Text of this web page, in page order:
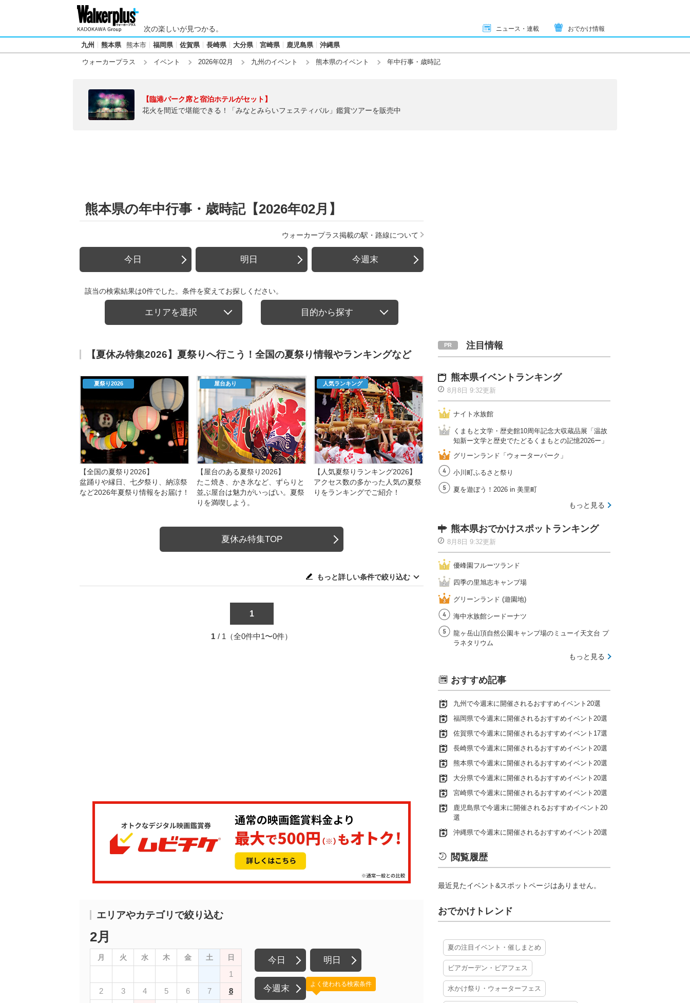
次の楽しいが見つかる。 ニュース・連載 おでかけ情報
九州 熊本県 熊本市 福岡県 佐賀県 長崎県 大分県 宮崎県 鹿児島県 沖縄県
ウォーカープラス イベント 2026年02月 九州のイベント 熊本県のイベント 年中行事・歳時記
【臨港パーク席と宿泊ホテルがセット】
花火を間近で堪能できる！「みなとみらいフェスティバル」鑑賞ツアーを販売中
熊本県の年中行事・歳時記【2026年02月】
ウォーカープラス掲載の駅・路線について
今日 明日 今週末
該当の検索結果は0件でした。条件を変えてお探しください。
エリアを選択 目的から探す
【夏休み特集2026】夏祭りへ行こう！全国の夏祭り情報やランキングなど
夏祭り2026
【全国の夏祭り2026】
盆踊りや縁日、七夕祭り、納涼祭
など2026年夏祭り情報をお届け！
屋台あり
【屋台のある夏祭り2026】
たこ焼き、かき氷など、ずらりと
並ぶ屋台は魅力がいっぱい。夏祭
りを満喫しよう。
人気ランキング
【人気夏祭りランキング2026】
アクセス数の多かった人気の夏祭
りをランキングでご紹介！
夏休み特集TOP
もっと詳しい条件で絞り込む
1
1 / 1（全0件中1〜0件）
エリアやカテゴリで絞り込む
2月
月 火 水 木 金 土 日
1
2
3 4 5 6 7
8
今日 明日
今週末 よく使われる検索条件
注目情報
熊本県イベントランキング
8月8日 9:32更新
ナイト水族館
くまもと文学・歴史館10周年記念大収蔵品展「温故
知新ー文学と歴史でたどるくまもとの記憶2026ー」
グリーンランド「ウォーターパーク」
小川町ふるさと祭り
夏を遊ぼう！2026 in 美里町
もっと見る
熊本県おでかけスポットランキング
8月8日 9:32更新
優峰園フルーツランド
四季の里旭志キャンプ場
グリーンランド (遊園地)
海中水族館シードーナツ
龍ヶ岳山頂自然公園キャンプ場のミューイ天文台 プ
ラネタリウム
もっと見る
おすすめ記事
九州で今週末に開催されるおすすめイベント20選
福岡県で今週末に開催されるおすすめイベント20選
佐賀県で今週末に開催されるおすすめイベント17選
長崎県で今週末に開催されるおすすめイベント20選
熊本県で今週末に開催されるおすすめイベント20選
大分県で今週末に開催されるおすすめイベント20選
宮崎県で今週末に開催されるおすすめイベント20選
鹿児島県で今週末に開催されるおすすめイベント20
選
沖縄県で今週末に開催されるおすすめイベント20選
閲覧履歴
最近見たイベント&スポットページはありません。
おでかけトレンド
夏の注目イベント・催しまとめ
ビアガーデン・ビアフェス
水かけ祭り・ウォーターフェス